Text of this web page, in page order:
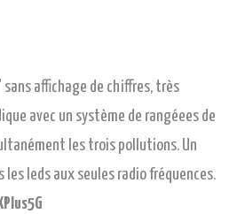
affichage de chiffres, très
avec un système de rangéees de
les trois pollutions. Un
les leds aux seules radio fréquences.